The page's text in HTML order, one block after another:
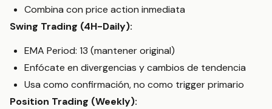
Combina con price action inmediata
Swing Trading (4H-Daily):
EMA Period: 13 (mantener original)
Enfócate en divergencias y cambios de tendencia
Usa como confirmación, no como trigger primario
Position Trading (Weekly):